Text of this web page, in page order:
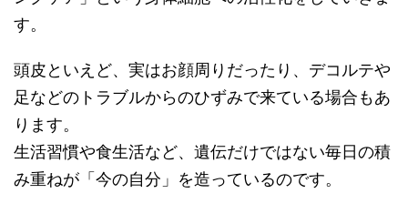
す。
頭皮といえど、実はお顔周りだったり、デコルテや
足などのトラブルからのひずみで来ている場合もあ
ります。
生活習慣や食生活など、遺伝だけではない毎日の積
み重ねが「今の自分」を造っているのです。